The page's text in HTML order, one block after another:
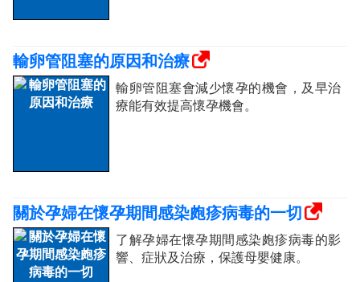
輸卵管阻塞的原因和治療
輸卵管阻塞會減少懷孕的機會，及早治
療能有效提高懷孕機會。
關於孕婦在懷孕期間感染皰疹病毒的一切
了解孕婦在懷孕期間感染皰疹病毒的影
響、症狀及治療，保護母嬰健康。